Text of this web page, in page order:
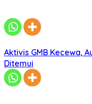
Aktivis GMB Kecewa,
Ditemui